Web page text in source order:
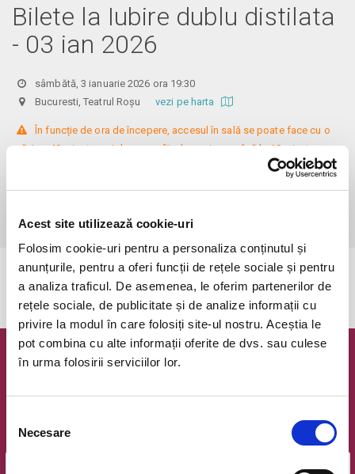
Acest site utilizează cookie-uri
Folosim cookie-uri pentru a personaliza conținutul și
anunțurile, pentru a oferi funcții de rețele sociale și pentru
a analiza traficul. De asemenea, le oferim partenerilor de
rețele sociale, de publicitate și de analize informații cu
privire la modul în care folosiți site-ul nostru. Aceștia le
pot combina cu alte informații oferite de dvs. sau culese
în urma folosirii serviciilor lor.
consimțământului
Necesare
Bilete la Iubire dublu distilata
- 03 ian 2026
sâmbătă, 3 ianuarie 2026 ora 19:30
Bucuresti, Teatrul Roșu vezi pe harta
În funcție de ora de începere, accesul în sală se poate face cu o
oră / cu 40 minute mai devreme, fiind permis cu până la 10 minute
înainte de spectacol. Așezarea se realizează la mese de 2 (nr. limitat), 3
Informații suplimentare, la nr. de telefon 0773 825 249.
Evenimentul a expirat.
Newsletter @ Bilete.ro
Email